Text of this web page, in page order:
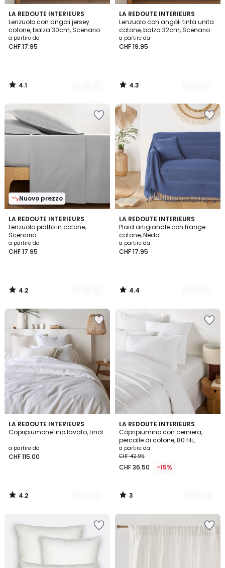
LA REDOUTE INTERIEURS
Lenzuolo con angoli jersey
cotone, balza 30cm, Scenario
a partire da
CHF 17.95
4.1
/ 5
9
Colori
4.1
/
LA REDOUTE INTERIEURS
Lenzuolo con angoli tinta unita
cotone, balza 32cm, Scenario
a partire da
CHF 19.95
4.3
/ 5
22
Colori
4.3
/
Nuovo prezzo
LA REDOUTE INTERIEURS
Lenzuolo piatto in cotone,
Scenario
a partire da
CHF 17.95
4.2
/ 5
22
Colori
4.2
/
LA REDOUTE INTERIEURS
Plaid artigianale con frange
cotone, Nedo
a partire da
CHF 17.95
4.4
/ 5
12
Colori
4.4
/
LA REDOUTE INTERIEURS
Copripiumone lino lavato, Linot
a partire da
CHF 115.00
4.2
/ 5
21
Colori
4.2
/
LA REDOUTE INTERIEURS
Copripiumino con cerniera,
percalle di cotone, 80 fili,
Scenario
a partire da
CHF 42.95
CHF 36.50 -15%
3
/
5
19
Colori
3
/